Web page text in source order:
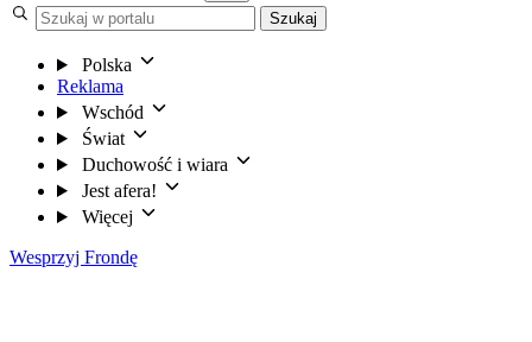
Szukaj
Polska
Reklama
Wschód
Świat
Duchowość i wiara
Jest afera!
Więcej
Wesprzyj Frondę